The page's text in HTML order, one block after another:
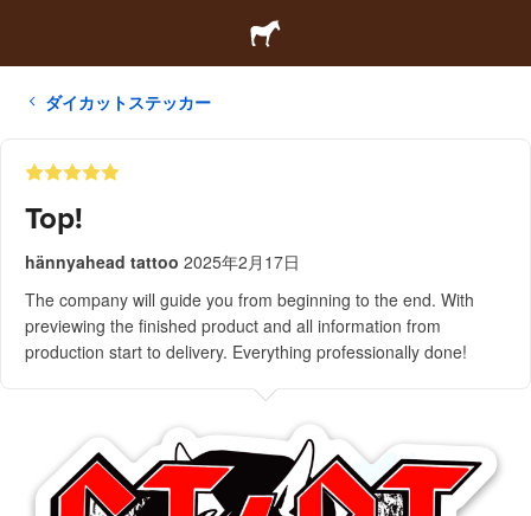
ダイカットステッカー
Top!
hännyahead tattoo 2025年2月17日
The company will guide you from beginning to the end. With
previewing the finished product and all information from
production start to delivery. Everything professionally done!